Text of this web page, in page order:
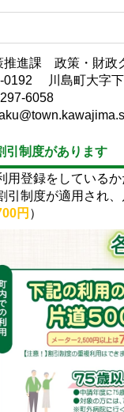
政策・財政グル
川島町大字下
6058
引制度があります
登録をしている
引制度が適用され、
円 ）